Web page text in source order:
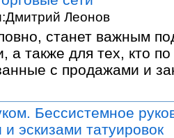
Леонов
станет важным
а также для тех, кто
с продажами и
Бессистемное
эскизами татуировок